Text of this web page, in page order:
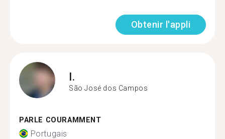
Obtenir l'appli
I.
São José dos Campos
PARLE COURAMMENT
Portugais